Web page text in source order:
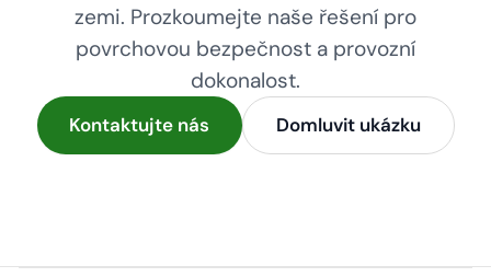
zemi. Prozkoumejte naše řešení pro
povrchovou bezpečnost a provozní
dokonalost.
Kontaktujte nás Domluvit ukázku